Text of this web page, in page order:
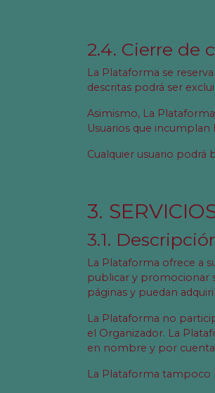
2.4. Cierre de
La Plataforma se
descritas podrá ser
Asimismo, La
Usuarios que
Cualquier usuario podrá
3.
3.1.
La Plataforma ofrece a
publicar y promocionar
páginas y puedan
La Plataforma no
el Organizador. La
en nombre y por cuenta
La Plataforma tampoco